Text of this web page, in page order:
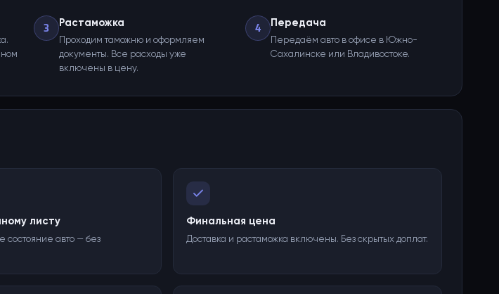
3 Растаможка
Проходим таможню и оформляем
документы. Все расходы уже
включены в цену.
4 Передача
Передаём авто в офисе в Южно-
Сахалинске или Владивостоке.
листу
состояние авто — без
Финальная цена
Доставка и растаможка включены. Без скрытых доплат.